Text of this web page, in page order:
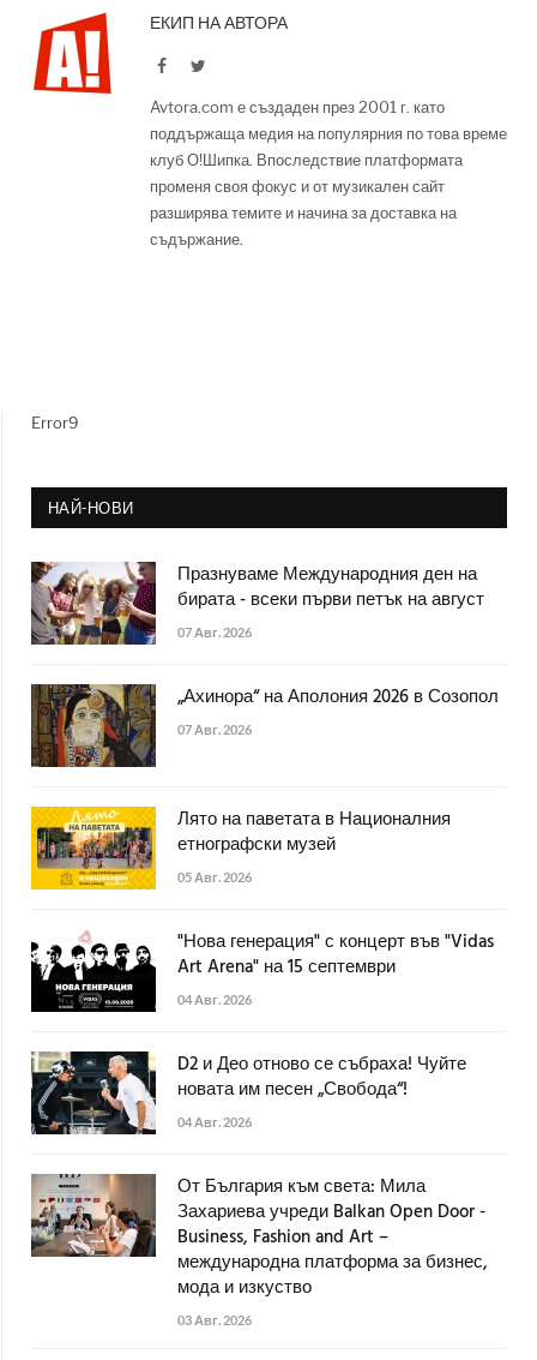
ЕКИП НА АВТОРА
FacebookTwitter
Avtora.com е създаден през 2001 г. като
поддържаща медия на популярния по това време
клуб О!Шипка. Впоследствие платформата
променя своя фокус и от музикален сайт
разширява темите и начина за доставка на
съдържание.
Error9
НАЙ-НОВИ
Празнуваме Международния ден на
бирата - всеки първи петък на август
07 Авг. 2026
„Ахинора“ на Аполония 2026 в Созопол
07 Авг. 2026
Лято на паветата в Националния
етнографски музей
05 Авг. 2026
"Нова генерация" с концерт във "Vidas
Art Arena" на 15 септември
04 Авг. 2026
D2 и Део отново се събраха! Чуйте
новата им песен „Свобода“!
04 Авг. 2026
От България към света: Мила
Захариева учреди Balkan Open Door -
Business, Fashion and Art –
международна платформа за бизнес,
мода и изкуство
03 Авг. 2026